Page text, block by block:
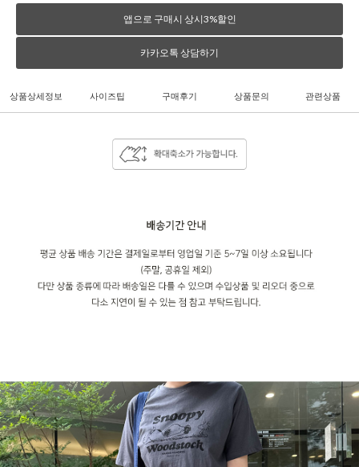
앱으로 구매시 상시3%할인
카카오톡 상담하기
상품상세정보 사이즈팁 구매후기 상품문의 관련상품